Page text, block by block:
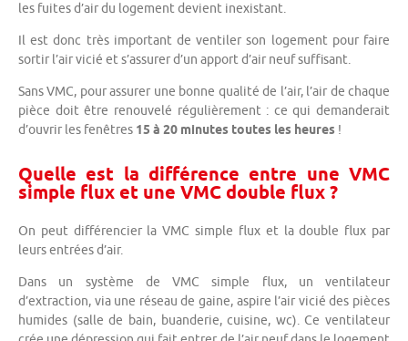
les fuites d’air du logement devient inexistant.
Il est donc très important de ventiler son logement pour faire
sortir l’air vicié et s’assurer d’un apport d’air neuf suffisant.
Sans VMC, pour assurer une bonne qualité de l’air, l’air de chaque
pièce doit être renouvelé régulièrement : ce qui demanderait
d’ouvrir les fenêtres 15 à 20 minutes toutes les heures !
Quelle est la différence entre une VMC
simple flux et une VMC double flux ?
On peut différencier la VMC simple flux et la double flux par
leurs entrées d’air.
Dans un système de VMC simple flux, un ventilateur
d’extraction, via une réseau de gaine, aspire l’air vicié des pièces
humides (salle de bain, buanderie, cuisine, wc). Ce ventilateur